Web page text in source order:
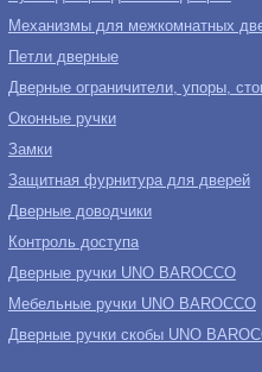
Механизмы для межкомнатных
Петли дверные
Дверные ограничители, упоры,
Оконные ручки
Замки
Защитная фурнитура для дверей
Дверные доводчики
Контроль доступа
Дверные ручки UNO BAROCCO
Мебельные ручки UNO BAROCCO
Дверные ручки скобы UNO